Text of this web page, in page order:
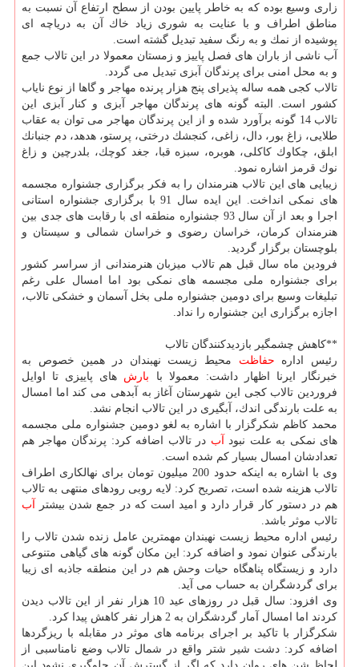
زاری وسیع بوده كه به خاطر پایین بودن از سطح ارتفاع آن نسبت به
مناطق اطراف و با عنایت به شوری زیاد خاك آن به دریاچه ای
پوشیده از نمك و به رنگ سفید تبدیل گشته است.
آب ناشی از باران های فصل پاییز و زمستان معمولا در این تالاب جمع
و به محل امنی برای پرندگان آبزی تبدیل می گردد.
تالاب كجی همه ساله پذیرای پنج هزار پرنده مهاجر و گاها از نوع نایاب
كشور است. البته گونه های پرندگان مهاجر آبزی و كنار آبزی این
تالاب 14 گونه برآورد شده و از این پرندگان مهاجر می توان به عقاب
طلایی، زاغ بور، دال، زاغی، كنجشك درختی، پرستو، هدهد، دم جنبانك
ابلق، چكاوك كاكلی، هوبره، سبزه قبا، جغد كوچك، بلدرچین و زاغ
نوك قرمز اشاره نمود.
زیبایی های این تالاب هنرمندان را به فكر برگزاری جشنواره مجسمه
های نمكی انداخت. این ایده سال 91 با برگزاری جشنواره استانی
اجرا و بعد از آن سال 93 جشنواره منطقه ای با رقابت های جدی بین
هنرمندان كرمان، خراسان رضوی و خراسان شمالی و سیستان و
بلوچستان برگزار گردید.
فرودین ماه سال قبل هم تالاب میزبان هنرمندانی از سراسر كشور
برای جشنواره ملی مجسمه های نمكی بود اما امسال علی رغم
تبلیغات وسیع برای دومین جشنواره ملی بخل آسمان و خشكی تالاب،
اجازه برگزاری این جشنواره را نداد.
**كاهش چشمگیر بازدیدكنندگان تالاب
رئیس اداره حفاظت محیط زیست نهبندان در همین خصوص به
خبرنگار ایرنا اظهار داشت: معمولا با بارش های پاییزی تا اوایل
فروردین تالاب كجی این شهرستان آغاز به آبدهی می كند اما امسال
به علت بارندگی اندك، آبگیری در این تالاب انجام نشد.
محمد كاظم شكرگزار با اشاره به لغو دومین جشنواره ملی مجسمه
های نمكی به علت نبود آب در تالاب اضافه كرد: پرندگان مهاجر هم
تعدادشان امسال بسیار كم شده است.
وی با اشاره به اینكه حدود 200 میلیون تومان برای نهالكاری اطراف
تالاب هزینه شده است، تصریح كرد: لایه روبی رودهای منتهی به تالاب
هم در دستور كار قرار دارد و امید است كه در جمع شدن بیشتر آب
تالاب موثر باشد.
رئیس اداره محیط زیست نهبندان مهمترین عامل زنده شدن تالاب را
بارندگی عنوان نمود و اضافه كرد: این مكان گونه های گیاهی متنوعی
دارد و زیستگاه پناهگاه حیات وحش هم در این منطقه جاذبه ای زیبا
برای گردشگران به حساب می آید.
وی افزود: سال قبل در روزهای عید 10 هزار نفر از این تالاب دیدن
كردند اما امسال آمار گردشگران به 2 هزار نفر كاهش پیدا كرد.
شكرگزار با تاكید بر اجرای برنامه های موثر در مقابله با ریزگردها
اضافه كرد: دشت شیر شتر واقع در شمال تالاب وضع نامناسبی از
لحاظ شن های روان دارد كه اگر از گسترش آن جلوگیری نشود این